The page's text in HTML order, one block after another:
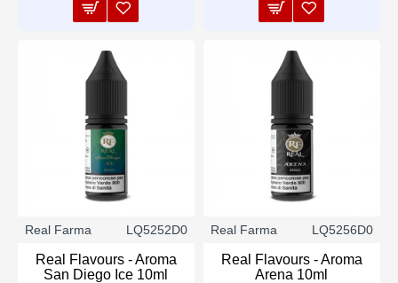
Real Farma LQ5252D0
Real Flavours - Aroma
San Diego Ice 10ml
Real Farma LQ5256D0
Real Flavours - Aroma
Arena 10ml